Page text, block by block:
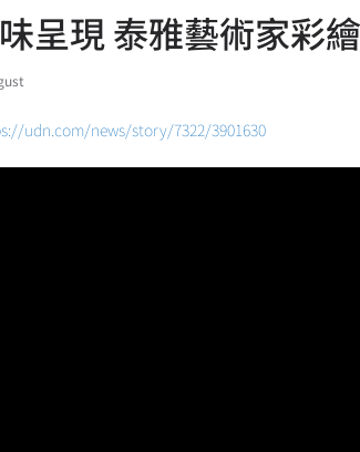
味呈現 泰雅藝術家彩
udn.com/news/story/7322/3901630